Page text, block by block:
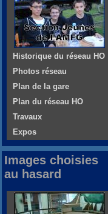
Historique du réseau HO
Photos réseau
Plan de la gare
Plan du réseau HO
Travaux
Expos
Images choisies
au hasard